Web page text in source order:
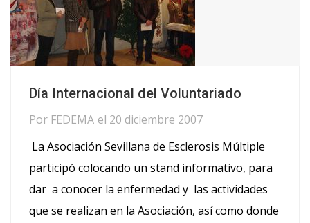
Día Internacional del Voluntariado
Por FEDEMA el 20 diciembre 2007
La Asociación Sevillana de Esclerosis Múltiple
participó colocando un stand informativo, para
dar a conocer la enfermedad y las actividades
que se realizan en la Asociación, así como donde